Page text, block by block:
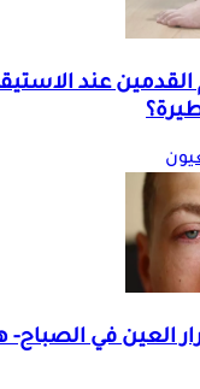
عند
العين في الصباح-